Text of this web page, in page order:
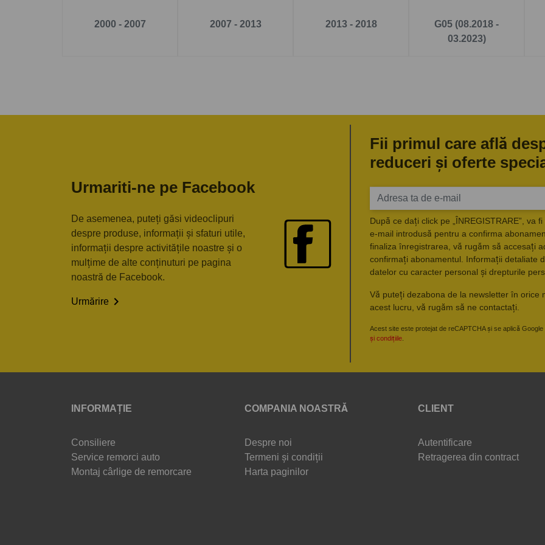
2000 - 2007 2007 - 2013 2013 - 2018
G05 (08.2018 -
03.2023)
Urmariti-ne pe Facebook
De asemenea, puteți găsi videoclipuri
despre produse, informații și sfaturi utile,
informații despre activitățile noastre și o
mulțime de alte conținuturi pe pagina
noastră de Facebook.
Urmărire 
Fii primul care află
reduceri și oferte
După ce dați click pe „ÎNREGISTRARE”, va
e-mail introdusă pentru a confirma
finaliza înregistrarea, vă rugăm să accesați
confirmați abonamentul. Informații detaliate
datelor cu caracter personal și drepturile
Vă puteți dezabona de la newsletter în orice
acest lucru, vă rugăm să ne contactați.
Acest site este protejat de reCAPTCHA și se aplică Google
și condițiile
INFORMAȚIE
Consiliere
Service remorci auto
Montaj cârlige de remorcare
COMPANIA NOASTRĂ
Despre noi
Termeni și condiții
Harta paginilor
CLIENT
Autentificare
Retragerea din contract